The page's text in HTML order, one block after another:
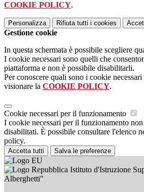
COOKIE POLICY.
Personalizza Rifiuta tutti i cookies
Gestione cookie
In questa schermata è possibile scegliere
I cookie necessari sono quelli che
piattaforma e non è possibile disabilitarli.
Per conoscere quali sono i cookie
visionare la COOKIE POLICY.
Cookie necessari per il funzionamento
I cookie necessari per il funzionamento non
disabilitati. È possibile consultare l'elenco
policy.
Accetta tutti Salva le preferenze
Istituto d'Istruzione
Alberghetti"